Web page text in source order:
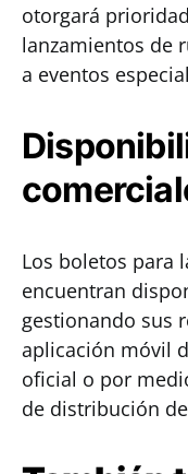
otorgará
lanzamientos de
a eventos
Los boletos para
encuentran
gestionando sus
aplicación móvil
oficial o por
de distribución